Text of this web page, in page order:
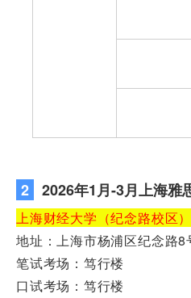
2 2026年1月-3月上海雅
上海财经大学（纪念路校区
地址：上海市杨浦区纪念路8
笔试考场：笃行楼
口试考场：笃行楼